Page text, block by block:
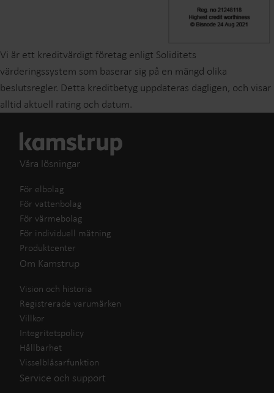
Vi är ett kreditvärdigt företag enligt Soliditets
värderingssystem som baserar sig på en mängd olika
beslutsregler. Detta kreditbetyg uppdateras dagligen, och visar
alltid aktuell rating och datum.
Våra lösningar
För elbolag
För vattenbolag
För värmebolag
För individuell mätning
Produktcenter
Om Kamstrup
Vision och historia
Registrerade varumärken
Villkor
Integritetspolicy
Hållbarhet
Visselblåsarfunktion
Service och support